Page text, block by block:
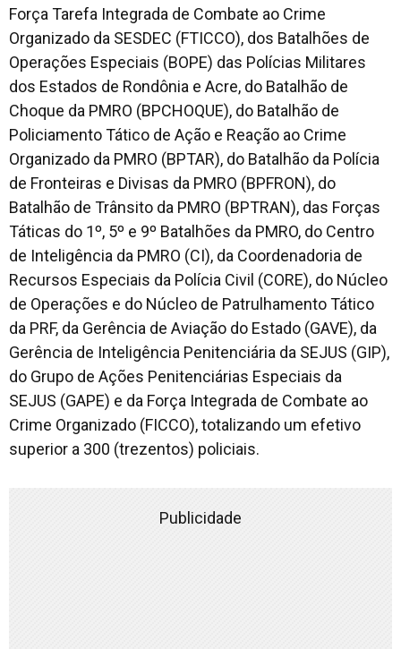
Força Tarefa Integrada de Combate ao Crime
Organizado da SESDEC (FTICCO), dos Batalhões de
Operações Especiais (BOPE) das Polícias Militares
dos Estados de Rondônia e Acre, do Batalhão de
Choque da PMRO (BPCHOQUE), do Batalhão de
Policiamento Tático de Ação e Reação ao Crime
Organizado da PMRO (BPTAR), do Batalhão da Polícia
de Fronteiras e Divisas da PMRO (BPFRON), do
Batalhão de Trânsito da PMRO (BPTRAN), das Forças
Táticas do 1º, 5º e 9º Batalhões da PMRO, do Centro
de Inteligência da PMRO (CI), da Coordenadoria de
Recursos Especiais da Polícia Civil (CORE), do Núcleo
de Operações e do Núcleo de Patrulhamento Tático
da PRF, da Gerência de Aviação do Estado (GAVE), da
Gerência de Inteligência Penitenciária da SEJUS (GIP),
do Grupo de Ações Penitenciárias Especiais da
SEJUS (GAPE) e da Força Integrada de Combate ao
Crime Organizado (FICCO), totalizando um efetivo
superior a 300 (trezentos) policiais.
Publicidade